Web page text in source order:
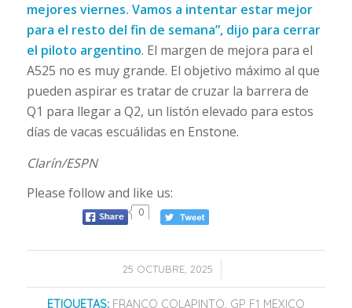
mejores viernes. Vamos a intentar estar mejor
para el resto del fin de semana”, dijo para cerrar
el piloto argentino. El margen de mejora para el
A525 no es muy grande. El objetivo máximo al que
pueden aspirar es tratar de cruzar la barrera de
Q1 para llegar a Q2, un listón elevado para estos
días de vacas escuálidas en Enstone.
Clarín/ESPN
Please follow and like us:
0
25 OCTUBRE, 2025
/
ETIQUETAS: FRANCO COLAPINTO GP F1 MEXICO